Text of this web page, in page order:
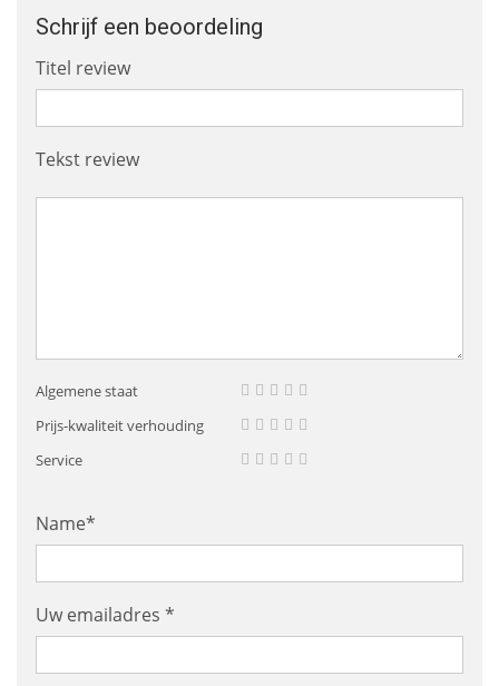
Schrijf een beoordeling
Titel review
Tekst review
Algemene staat
Prijs-kwaliteit verhouding
Service
Name*
Uw emailadres *